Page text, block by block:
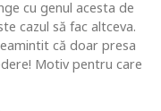
cu genul acesta de
cazul să fac altceva.
că doar presa
Motiv pentru care